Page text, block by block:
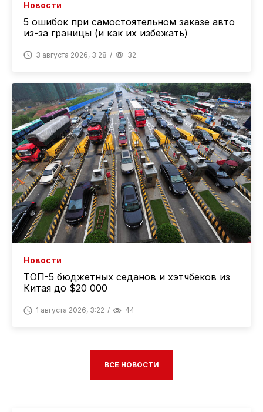
Новости
5 ошибок при самостоятельном заказе авто
из-за границы (и как их избежать)
3 августа 2026, 3:28 32
Новости
ТОП-5 бюджетных седанов и хэтчбеков из
Китая до $20 000
1 августа 2026, 3:22 44
ВСЕ НОВОСТИ